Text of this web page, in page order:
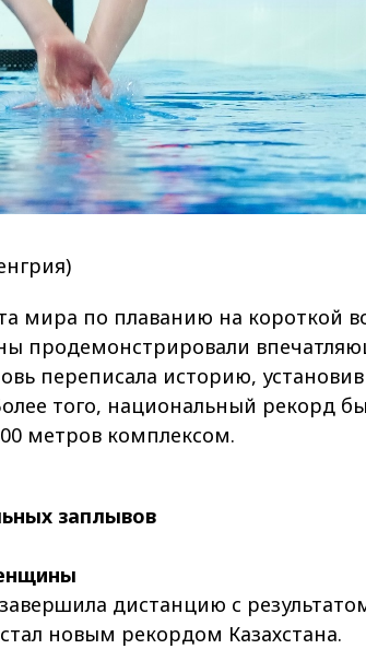
мира по плаванию на короткой
продемонстрировали
переписала историю,
того, национальный рекорд
метров комплексом.
заплывов
дистанцию с
новым рекордом Казахстана.